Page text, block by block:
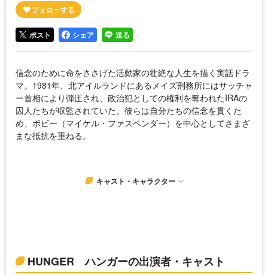
ポスト シェア 送る
信念のために命をささげた活動家の壮絶な人生を描く実話ドラ
マ。1981年、北アイルランドにあるメイズ刑務所にはサッチャ
ー首相により弾圧され、政治犯としての権利を奪われたIRAの
囚人たちが収監されていた。彼らは自分たちの信念を貫くた
め、ボビー（マイケル・ファスベンダー）を中心としてさまざ
まな抵抗を重ねる。
キャスト・キャラクター
HUNGER ハンガーの出演者・キャスト